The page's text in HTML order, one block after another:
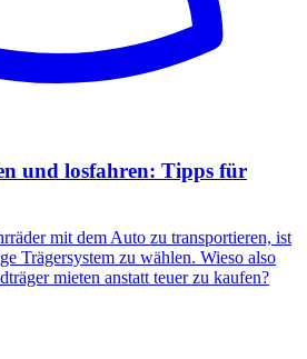
und losfahren: Tipps für
mit dem Auto zu transportieren, ist
Trägersystem zu wählen. Wieso also
mieten anstatt teuer zu kaufen?